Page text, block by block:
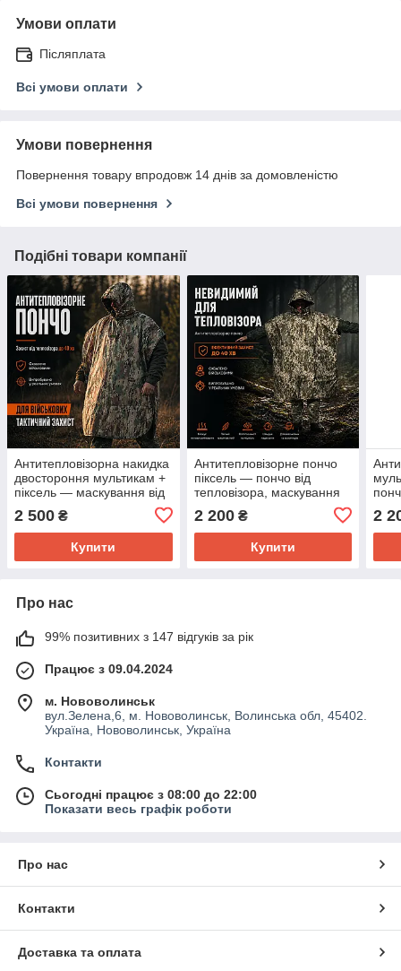
Умови оплати
Післяплата
Всі умови оплати
Умови повернення
Повернення товару впродовж 14 днів за домовленістю
Всі умови повернення
Подібні товари компанії
Антитепловізорна накидка
двостороння мультикам +
піксель — маскування від
2 500 ₴
Купити
Антитепловізорне пончо
піксель — пончо від
тепловізора, маскування
військових
2 200₴
Купити
2
Про нас
99% позитивних з 147 відгуків за рік
Працює з 09.04.2024
м. Нововолинськ
вул.Зелена,6, м. Нововолинськ, Волинська обл, 45402.
Україна, Нововолинськ, Україна
Контакти
Сьогодні працює з 08:00 до 22:00
Показати весь графік роботи
Про нас
Контакти
Доставка та оплата